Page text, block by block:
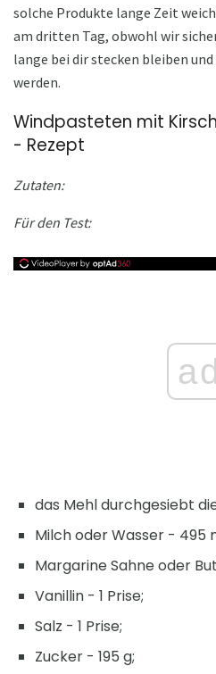
solche Produkte lange Zeit
am dritten Tag, obwohl wir
lange bei dir stecken bleiben
werden.
Windpasteten mit
- Rezept
Zutaten:
Für den Test:
das Mehl durchgesiebt
Milch oder Wasser - 495
Margarine Sahne oder
Vanillin - 1 Prise;
Salz - 1 Prise;
Zucker - 195 g;